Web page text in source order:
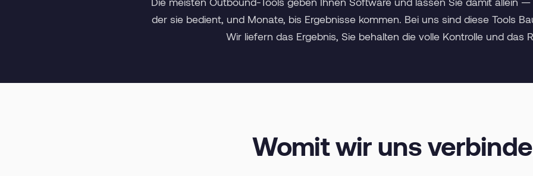
der sie bedient, und Monate, bis Ergebnisse kommen. Bei uns sind diese Tools
Wir liefern das Ergebnis, Sie behalten die volle Kontrolle und das
Womit wir uns